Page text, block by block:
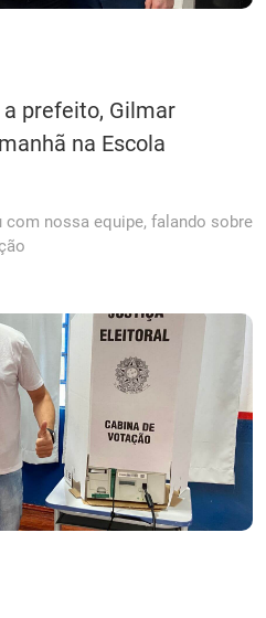
a prefeito, Gilmar
na Escola
nossa equipe, falando sobre